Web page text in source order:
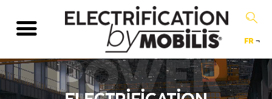
FR ¬